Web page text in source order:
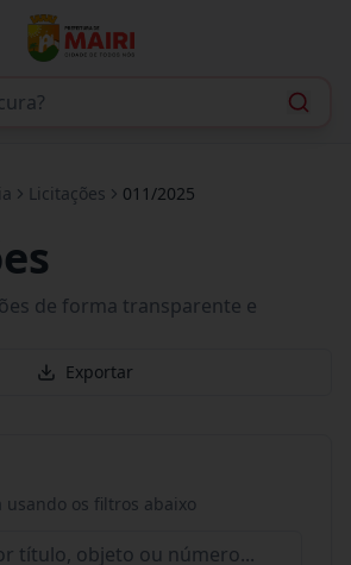
Licitações 011/2025
de forma transparente e
Exportar
usando os filtros abaixo